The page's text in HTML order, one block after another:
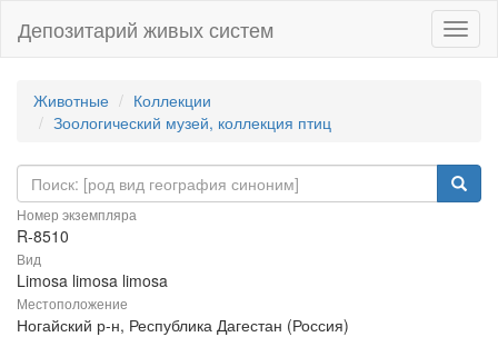
Депозитарий живых систем
Животные
Коллекции
Зоологический музей, коллекция птиц
Номер экземпляра
R-8510
Вид
Limosa limosa limosa
Местоположение
Ногайский р-н, Республика Дагестан (Россия)